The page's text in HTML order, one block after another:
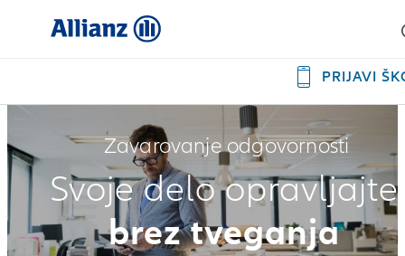
PRIJAVI
Zavarovanje odgovornosti
Svoje delo opravljajte
brez tveganja